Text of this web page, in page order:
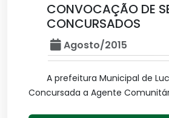
CONVOCAÇÃO DE
CONCURSADOS
Agosto/2015
A prefeitura Municipal de
Concursada a Agente